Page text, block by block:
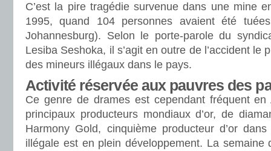
C’est la pire tragédie survenue dans une mine
1995, quand 104 personnes avaient été
Johannesburg). Selon le porte-parole du
Lesiba Seshoka, il s’agit en outre de l’accident le
des mineurs illégaux dans le pays.
Activité réservée aux pauvres des
Ce genre de drames est cependant fréquent
principaux producteurs mondiaux d’or, de
Harmony Gold, cinquième producteur d’or
illégale est en plein développement. La semaine